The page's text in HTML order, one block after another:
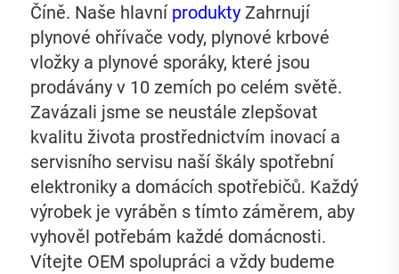
Číně. Naše hlavní produkty Zahrnují
plynové ohřívače vody, plynové krbové
vložky a plynové sporáky, které jsou
prodávány v 10 zemích po celém světě.
Zavázali jsme se neustále zlepšovat
kvalitu života prostřednictvím inovací a
servisního servisu naší škály spotřební
elektroniky a domácích spotřebičů. Každý
výrobek je vyráběn s tímto záměrem, aby
vyhověl potřebám každé domácnosti.
Vítejte OEM spolupráci a vždy budeme